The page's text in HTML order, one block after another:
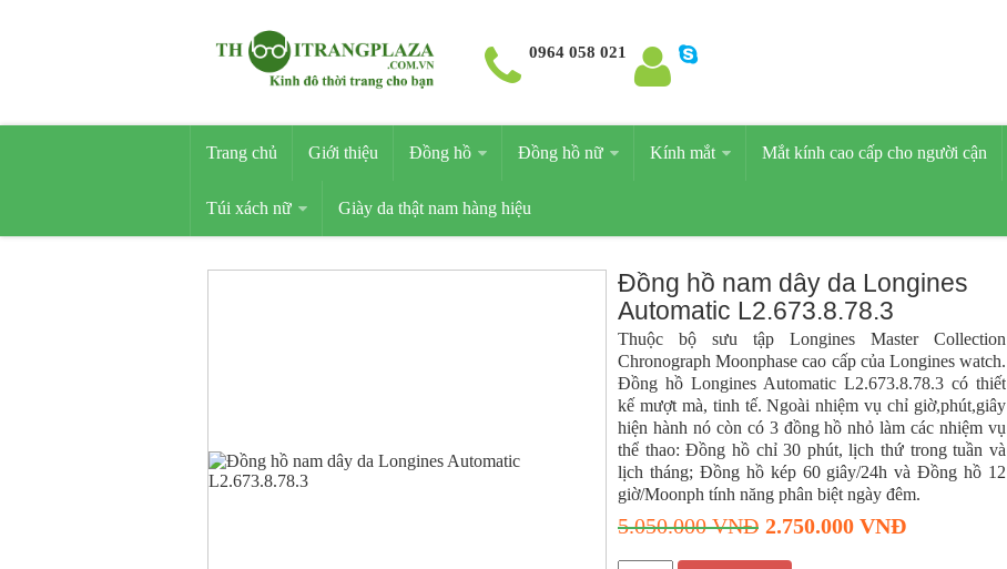
0964 058 021
Trang chủ Giới thiệu Đồng hồ Đồng hồ nữ Kính mắt Mắt kính cao cấp cho người cận
Túi xách nữ Giày da thật nam hàng hiệu
Đồng hồ nam dây da Longines
Automatic L2.673.8.78.3
Thuộc bộ sưu tập Longines Master Collection
Chronograph Moonphase cao cấp của Longines watch.
Đồng hồ Longines Automatic L2.673.8.78.3 có thiết
kế mượt mà, tinh tế. Ngoài nhiệm vụ chỉ giờ,phút,giây
hiện hành nó còn có 3 đồng hồ nhỏ làm các nhiệm vụ
thể thao: Đồng hồ chỉ 30 phút, lịch thứ trong tuần và
lịch tháng; Đồng hồ kép 60 giây/24h và Đồng hồ 12
giờ/Moonph tính năng phân biệt ngày đêm.
5.050.000 VNĐ 2.750.000 VNĐ